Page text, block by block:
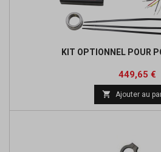
KIT OPTIONNEL POUR
Prix
449,65 €
 Ajouter au